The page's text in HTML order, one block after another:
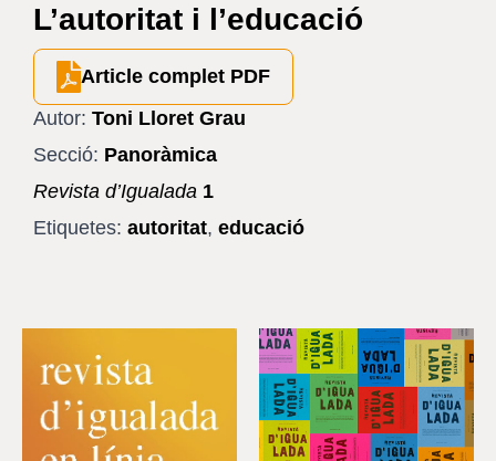
L’autoritat i l’educació
Article complet PDF
Autor: Toni Lloret Grau
Secció: Panoràmica
Revista d’Igualada 1
Etiquetes: autoritat, educació